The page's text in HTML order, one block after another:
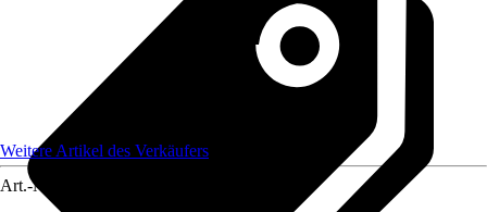
Weitere Artikel des Verkäufers
Art.-Nr.